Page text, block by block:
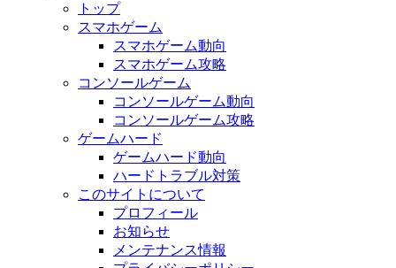
トップ
スマホゲーム
スマホゲーム動向
スマホゲーム攻略
コンソールゲーム
コンソールゲーム動向
コンソールゲーム攻略
ゲームハード
ゲームハード動向
ハードトラブル対策
このサイトについて
プロフィール
お知らせ
メンテナンス情報